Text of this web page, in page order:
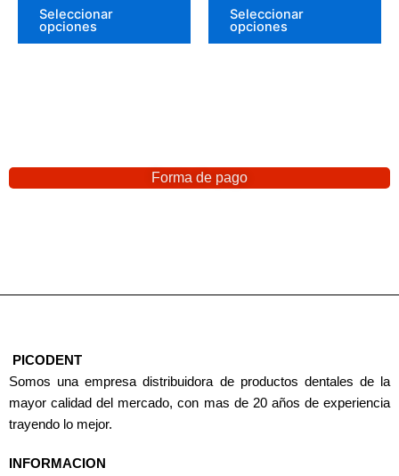
Seleccionar
opciones
Seleccionar
opciones
Forma de pago
PICODENT
Somos una empresa distribuidora de productos dentales de la
mayor calidad del mercado, con mas de 20 años de experiencia
trayendo lo mejor.
INFORMACION